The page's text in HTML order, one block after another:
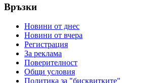
Връзки
Новини от днес
Новини от вчера
Регистрация
За реклама
Πoвepитeлнocт
Общи условия
Политика за "бисквитките"